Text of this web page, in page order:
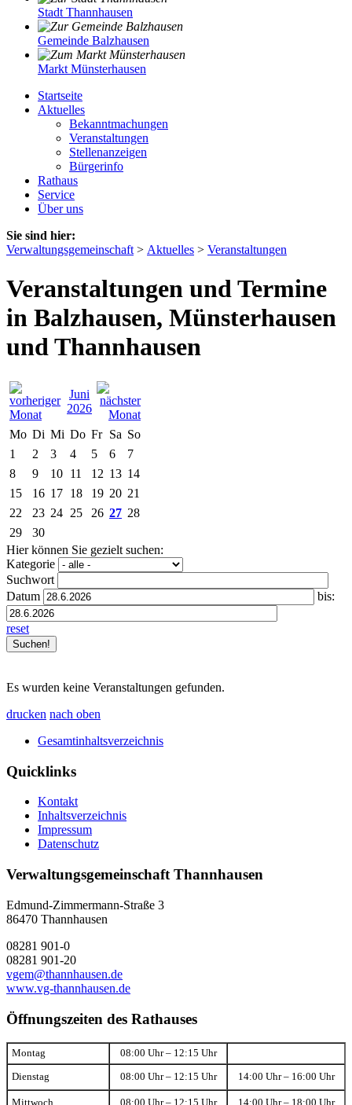
Stadt Thannhausen
Gemeinde Balzhausen
Markt Münsterhausen
Startseite
Aktuelles
Bekanntmachungen
Veranstaltungen
Stellenanzeigen
Bürgerinfo
Rathaus
Service
Über uns
Sie sind hier:
Verwaltungsgemeinschaft > Aktuelles > Veranstaltungen
Veranstaltungen und Termine
in Balzhausen, Münsterhausen
und Thannhausen
Juni
2026
Mo Di Mi Do Fr Sa So
1
2 3 4 5 6
7
8
9 10 11 12 13 14
15
16 17 18 19 20 21
22
23 24 25 26 27 28
29
30
Hier können Sie gezielt suchen:
Kategorie
Suchwort
Datum
bis:
reset
Es wurden keine Veranstaltungen gefunden.
drucken nach oben
Gesamtinhaltsverzeichnis
Quicklinks
Kontakt
Inhaltsverzeichnis
Impressum
Datenschutz
Verwaltungsgemeinschaft Thannhausen
Edmund-Zimmermann-Straße 3
86470 Thannhausen
08281 901-0
08281 901-20
vgem@thannhausen.de
www.vg-thannhausen.de
Öffnungszeiten des Rathauses
Montag 08:00 Uhr – 12:15 Uhr
Dienstag 08:00 Uhr – 12:15 Uhr 14:00 Uhr – 16:00 Uhr